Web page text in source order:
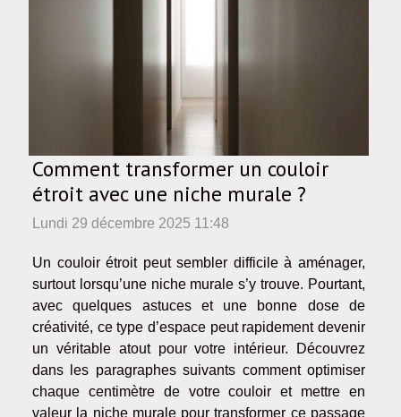
Comment transformer un couloir
étroit avec une niche murale ?
Lundi 29 décembre 2025 11:48
Un couloir étroit peut sembler difficile à aménager,
surtout lorsqu’une niche murale s’y trouve. Pourtant,
avec quelques astuces et une bonne dose de
créativité, ce type d’espace peut rapidement devenir
un véritable atout pour votre intérieur. Découvrez
dans les paragraphes suivants comment optimiser
chaque centimètre de votre couloir et mettre en
valeur la niche murale pour transformer ce passage